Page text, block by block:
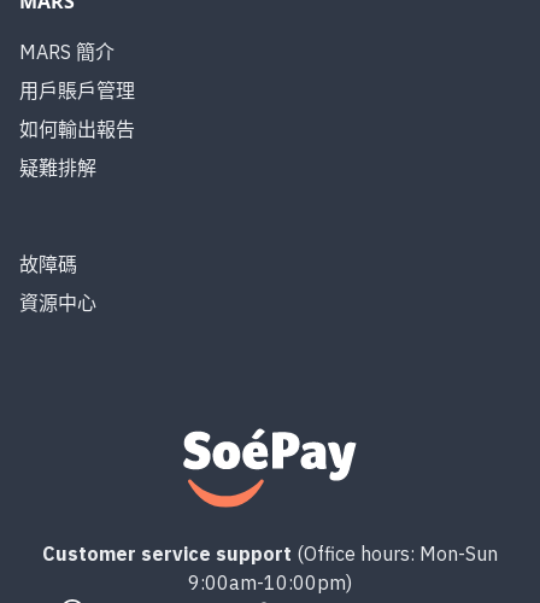
MARS 簡介
用戶賬戶管理
如何輸出報告
疑難排解
故障碼
資源中心
Customer service support (Office hours: Mon-Sun
9:00am-10:00pm)